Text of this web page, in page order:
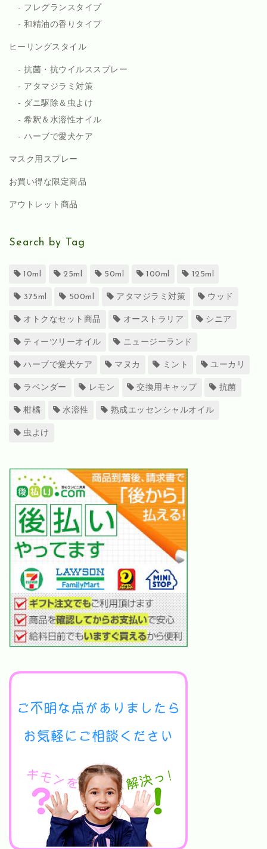
フレグランスタイプ
和精油の香りタイプ
ヒーリングスタイル
抗菌・抗ウイルススプレー
アタマジラミ対策
ダニ駆除＆虫よけ
希釈＆水溶性オイル
ハーブで愛犬ケア
マスク用スプレー
お買い得な限定商品
アウトレット商品
Search by Tag
10ml 25ml 50ml 100ml 125ml
375ml 500ml アタマジラミ対策 ウッド
オトクなセット商品 オーストラリア シニア
ティーツリーオイル ニュージーランド
ハーブで愛犬ケア マヌカ ミント ユーカリ
ラベンダー レモン 交換用キャップ 抗菌
柑橘 水溶性 熟成エッセンシャルオイル
虫よけ